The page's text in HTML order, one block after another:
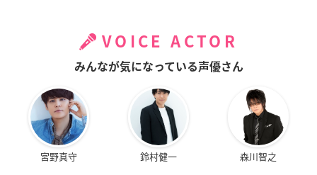
VOICE ACTOR
みんなが気になっている声優さん
宮野真守 鈴村健一 森川智之